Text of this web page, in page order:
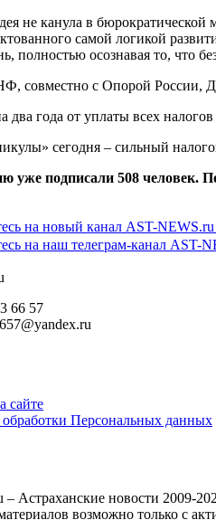
не канула в
самой логикой
полностью осознавая то, что
совместно с Опорой России,
два года от уплаты всех
сегодня – сильный
уже подписали 508 человек.
на новый канал AST-
на наш телеграм-канал AST-
66 57
сайте
Персональных данных
Астраханские новости 2009-
возможно только с